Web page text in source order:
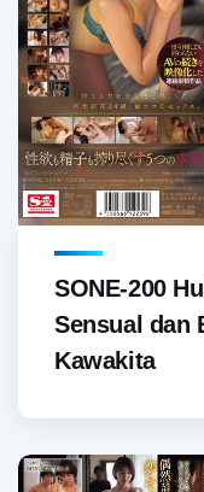
SONE-200
Sensual dan
Kawakita